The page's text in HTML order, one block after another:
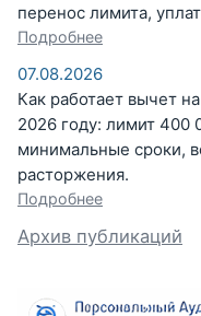
перенос лимита,
Подробнее
07.08.2026
Как работает вычет
2026 году: лимит
минимальные сроки,
расторжения.
Подробнее
Архив публикаций